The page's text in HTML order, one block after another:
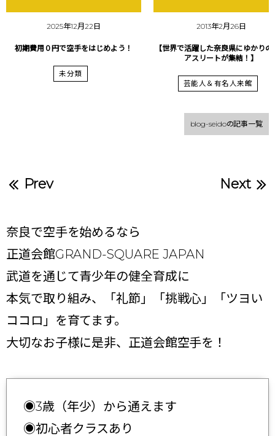
2025年12月22日
初期費用０円で空手をはじめよう！
未分類
2013年2月26日
【世界で活躍した奈良県にゆかりの
アスリートが集結！】
芸能人＆有名人来館
blog-seidoの記事一覧
Prev Next
奈良で空手を始めるなら
正道会館GRAND-SQUARE JAPAN
武道を通じて青少年の健全育成に
本気で取り組み、「礼節」「挑戦心」「ツヨい
ココロ」を育てます。
大切なお子様に是非、正道会館空手を！
◉3歳（年少）から通えます
◉初心者クラスあり